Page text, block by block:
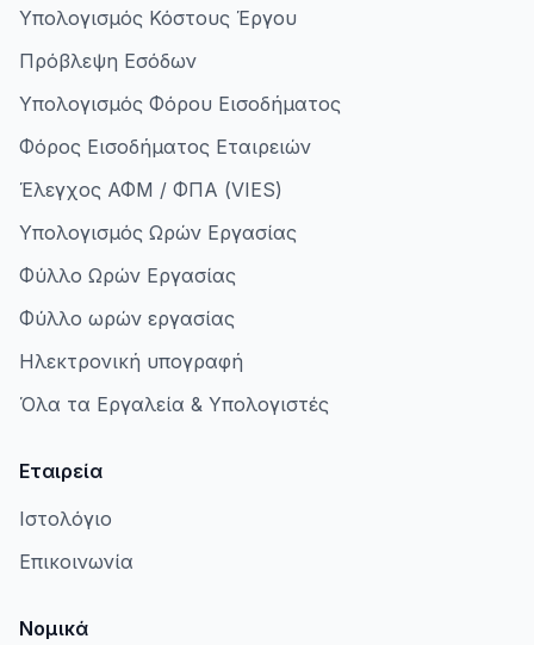
Υπολογισμός Κόστους Έργου
Πρόβλεψη Εσόδων
Υπολογισμός Φόρου Εισοδήματος
Φόρος Εισοδήματος Εταιρειών
Έλεγχος ΑΦΜ / ΦΠΑ (VIES)
Υπολογισμός Ωρών Εργασίας
Φύλλο Ωρών Εργασίας
Φύλλο ωρών εργασίας
Ηλεκτρονική υπογραφή
Όλα τα Εργαλεία & Υπολογιστές
Εταιρεία
Ιστολόγιο
Επικοινωνία
Νομικά